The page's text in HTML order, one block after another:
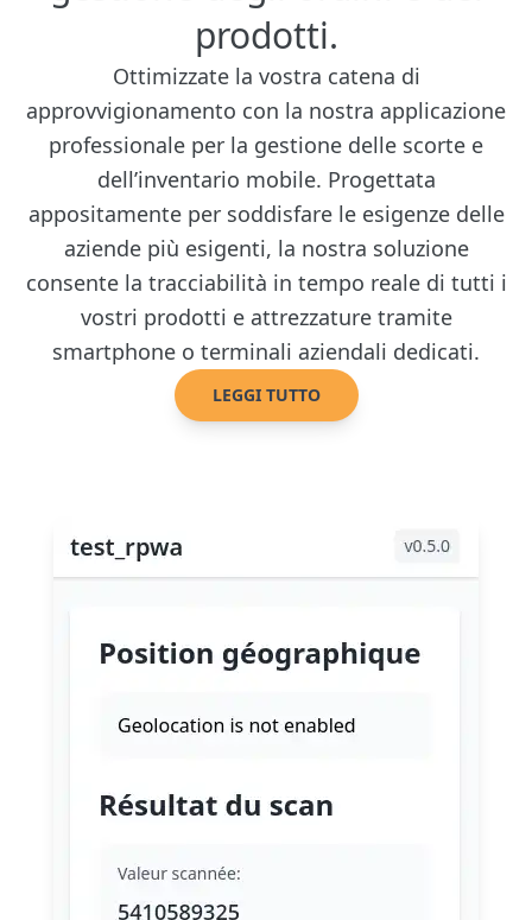
prodotti.
Ottimizzate la vostra catena di
approvvigionamento con la nostra applicazione
professionale per la gestione delle scorte e
dell’inventario mobile. Progettata
appositamente per soddisfare le esigenze delle
aziende più esigenti, la nostra soluzione
consente la tracciabilità in tempo reale di tutti i
vostri prodotti e attrezzature tramite
smartphone o terminali aziendali dedicati.
LEGGI TUTTO